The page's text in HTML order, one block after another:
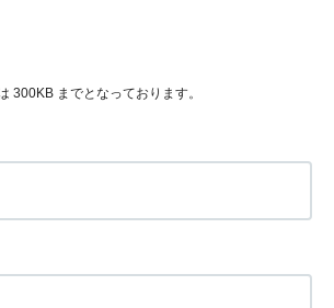
300KB までとなっております。